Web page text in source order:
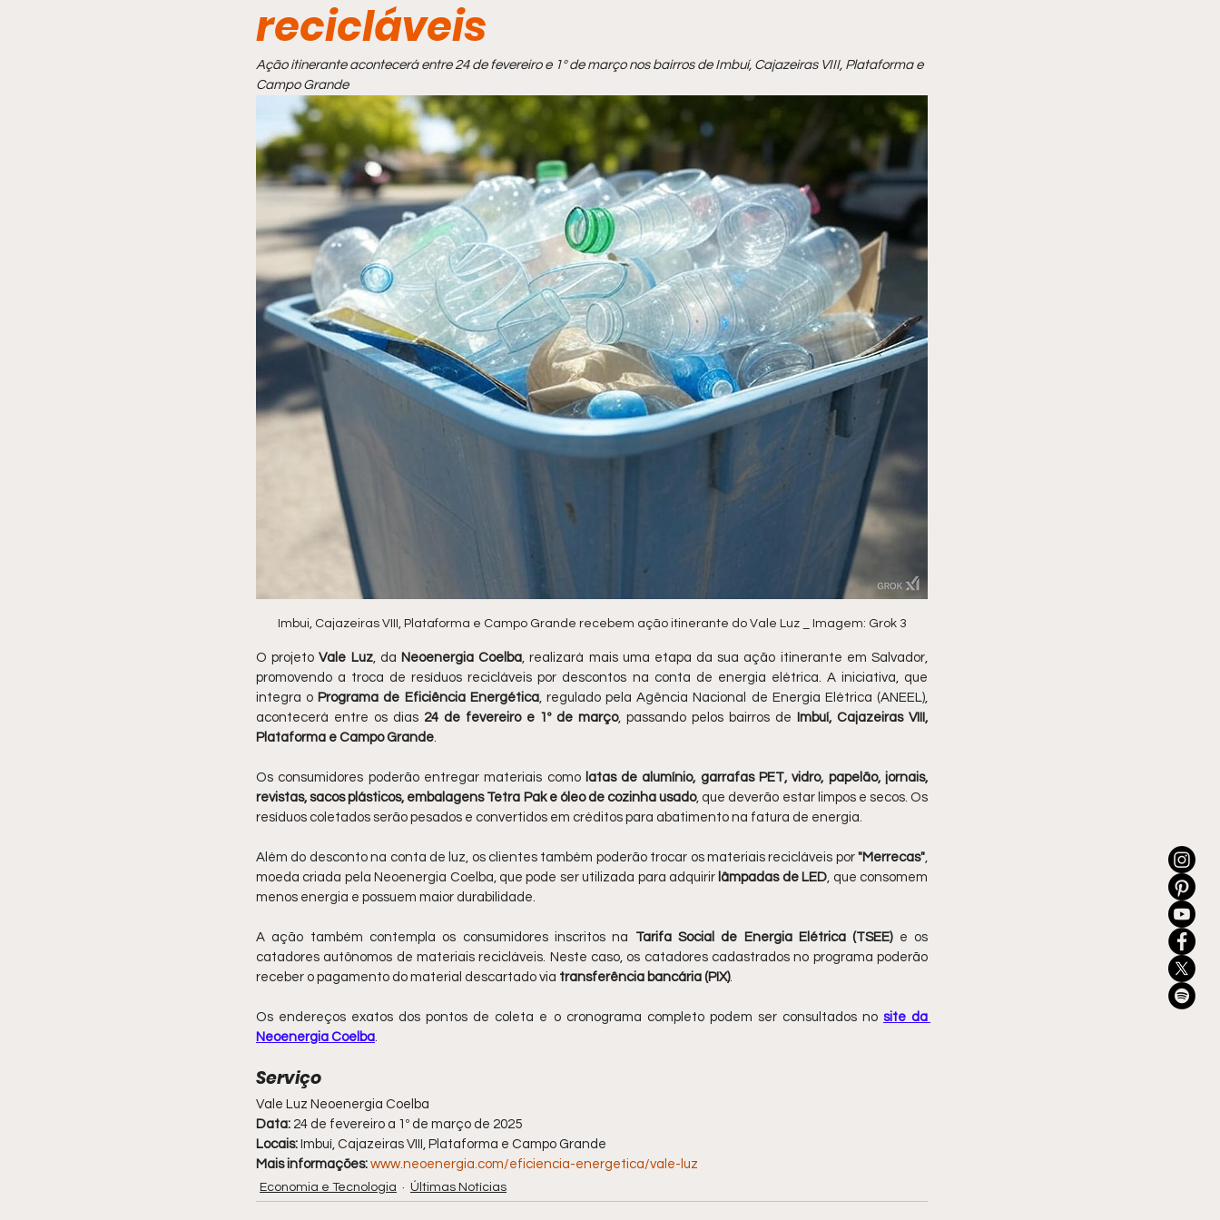
Comportamento
recicláveis
Ação itinerante acontecerá entre 24 de fevereiro e 1º de março nos bairros de Imbuí, Cajazeiras VIII, Plataforma e
Campo Grande
Imbui, Cajazeiras VIII, Plataforma e Campo Grande recebem ação itinerante do Vale Luz _ Imagem: Grok 3
O projeto Vale Luz, da Neoenergia Coelba, realizará mais uma etapa da sua ação itinerante em Salvador,
promovendo a troca de resíduos recicláveis por descontos na conta de energia elétrica. A iniciativa, que
integra o Programa de Eficiência Energética, regulado pela Agência Nacional de Energia Elétrica (ANEEL),
acontecerá entre os dias 24 de fevereiro e 1º de março, passando pelos bairros de
Imbuí, Cajazeiras VIII,
Plataforma e Campo Grande.
Os consumidores poderão entregar materiais como latas de alumínio, garrafas PET, vidro, papelão, jornais,
revistas, sacos plásticos, embalagens Tetra Pak e óleo de cozinha usado, que deverão estar limpos e secos. Os
resíduos coletados serão pesados e convertidos em créditos para abatimento na fatura de energia.
Além do desconto na conta de luz, os clientes também poderão trocar os materiais recicláveis por "Merrecas",
moeda criada pela Neoenergia Coelba, que pode ser utilizada para adquirir lâmpadas de LED, que consomem
menos energia e possuem maior durabilidade.
A ação também contempla os consumidores inscritos na Tarifa Social de Energia Elétrica (TSEE) e os
catadores autônomos de materiais recicláveis. Neste caso, os catadores cadastrados no programa poderão
receber o pagamento do material descartado via transferência bancária (PIX).
Os endereços exatos dos pontos de coleta e o cronograma completo podem ser consultados no site da
Neoenergia Coelba.
Serviço
Vale Luz Neoenergia Coelba
Data: 24 de fevereiro a 1º de março de 2025
Locais: Imbuí, Cajazeiras VIII, Plataforma e Campo Grande
Mais informações: www.neoenergia.com/eficiencia-energetica/vale-luz
Economia e Tecnologia Últimas Notícias